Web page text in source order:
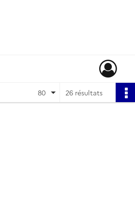
26 résultats
80